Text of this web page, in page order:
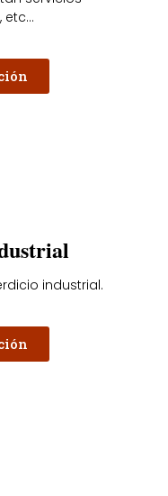
industrial.